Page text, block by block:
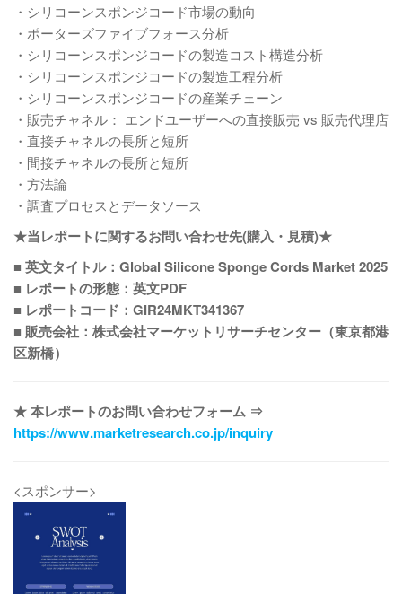
・シリコーンスポンジコード市場の動向
・ポーターズファイブフォース分析
・シリコーンスポンジコードの製造コスト構造分析
・シリコーンスポンジコードの製造工程分析
・シリコーンスポンジコードの産業チェーン
・販売チャネル： エンドユーザーへの直接販売 vs 販売代理店
・直接チャネルの長所と短所
・間接チャネルの長所と短所
・方法論
・調査プロセスとデータソース
★当レポートに関するお問い合わせ先(購入・見積)★
■ 英文タイトル：Global Silicone Sponge Cords Market 2025
■ レポートの形態：英文PDF
■ レポートコード：GIR24MKT341367
■ 販売会社：株式会社マーケットリサーチセンター（東京都港
区新橋）
★ 本レポートのお問い合わせフォーム ⇒
https://www.marketresearch.co.jp/inquiry
<スポンサー>